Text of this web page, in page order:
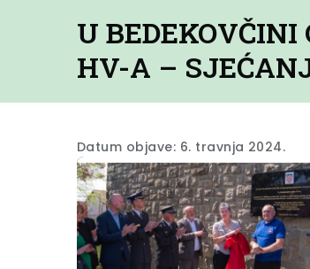
U
HV-A –
Datum objave: 6. travnja 2024.